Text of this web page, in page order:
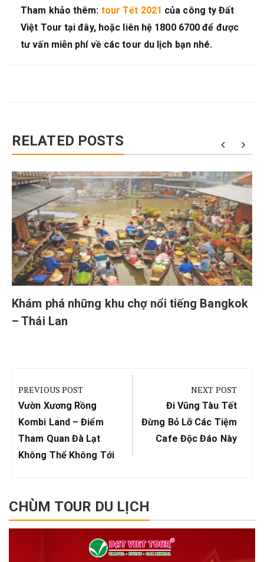
Tham khảo thêm: tour Tết 2021 của công ty Đất
Việt Tour tại đây, hoặc liên hệ 1800 6700 để được
tư vấn miễn phí về các tour du lịch bạn nhé.
RELATED POSTS
Khám phá những khu chợ nổi tiếng Bangkok
– Thái Lan
hướng
bài
viết
PREVIOUS POST
Previous
Post:
Vườn Xương Rồng
Kombi Land – Điểm
Tham Quan Đà Lạt
Không Thể Không Tới
NEXT POST
Next
Post:
Đi Vũng Tàu Tết
Đừng Bỏ Lỡ Các Tiệm
Cafe Độc Đáo Này
CHÙM TOUR DU LỊCH